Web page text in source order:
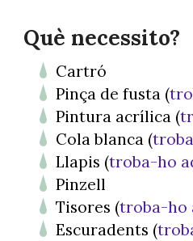
Què necessito?
Cartró
Pinça de fusta (
Pintura acrílica (
Cola blanca (
Llapis (troba-ho
Pinzell
Tisores (troba-ho
Escuradents (